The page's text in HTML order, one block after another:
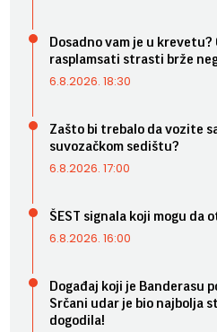
Dosadno vam je u
rasplamsati strasti brže
6.8.2026. 18:30
Zašto bi trebalo da vozite sa
suvozačkom sedištu?
6.8.2026. 17:00
ŠEST signala koji mogu da
6.8.2026. 16:00
Događaj koji je Banderasu
Srčani udar je bio najbolja
dogodila!